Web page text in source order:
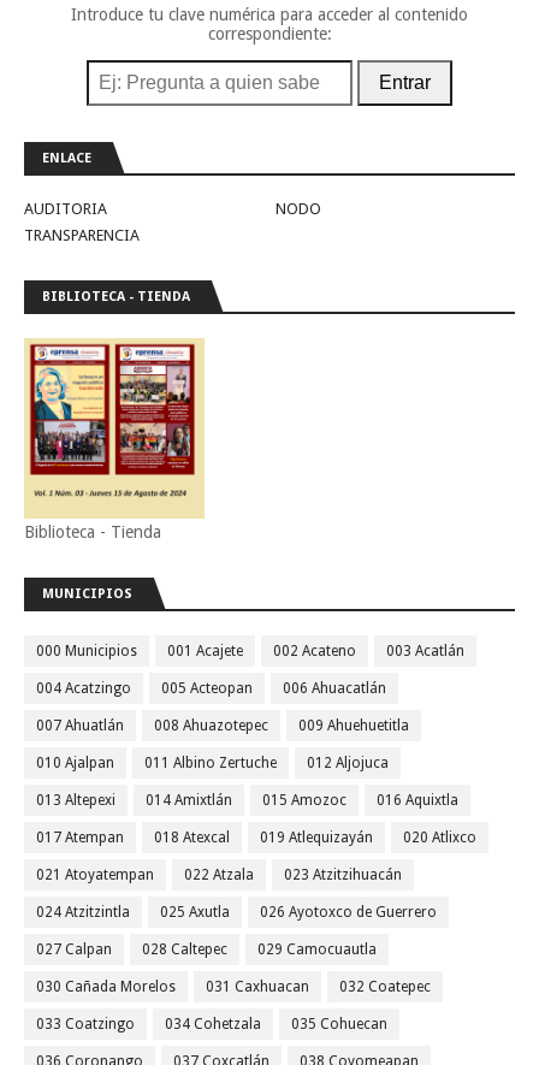
Introduce tu clave numérica para acceder al contenido
correspondiente:
Entrar
ENLACE
AUDITORIA
NODO
TRANSPARENCIA
BIBLIOTECA - TIENDA
Biblioteca - Tienda
MUNICIPIOS
000 Municipios 001 Acajete 002 Acateno 003 Acatlán
004 Acatzingo 005 Acteopan 006 Ahuacatlán
007 Ahuatlán 008 Ahuazotepec 009 Ahuehuetitla
010 Ajalpan 011 Albino Zertuche 012 Aljojuca
013 Altepexi 014 Amixtlán 015 Amozoc 016 Aquixtla
017 Atempan 018 Atexcal 019 Atlequizayán 020 Atlixco
021 Atoyatempan 022 Atzala 023 Atzitzihuacán
024 Atzitzintla 025 Axutla 026 Ayotoxco de Guerrero
027 Calpan 028 Caltepec 029 Camocuautla
030 Cañada Morelos 031 Caxhuacan 032 Coatepec
033 Coatzingo 034 Cohetzala 035 Cohuecan
036 Coronango 037 Coxcatlán 038 Coyomeapan